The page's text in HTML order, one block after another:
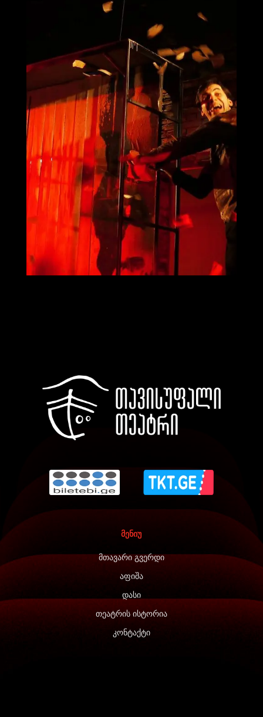
მენიუ
მთავარი გვერდი
აფიშა
დასი
თეატრის ისტორია
კონტაქტი